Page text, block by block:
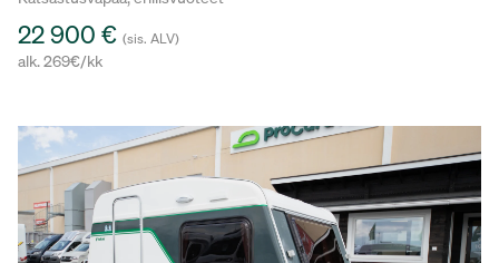
22 900 € (sis. ALV)
alk. 269€/kk